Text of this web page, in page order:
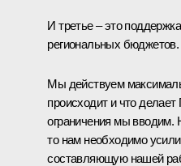
И третье – это
региональных бюджетов.
Мы действуем
происходит и что
ограничения мы вводим.
то нам необходимо
составляющую нашей